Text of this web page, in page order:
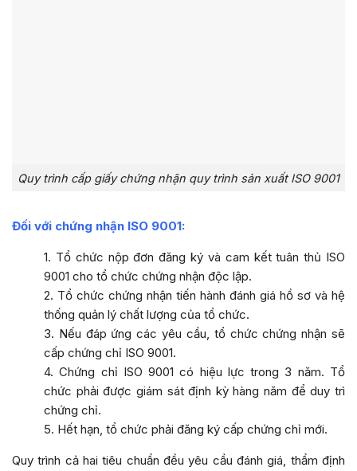
Quy trình cấp giấy chứng nhận quy trình sản xuất ISO 9001
Đối với chứng nhận ISO 9001:
1. Tổ chức nộp đơn đăng ký và cam kết tuân thủ ISO
9001 cho tổ chức chứng nhận độc lập.
2. Tổ chức chứng nhận tiến hành đánh giá hồ sơ và hệ
thống quản lý chất lượng của tổ chức.
3. Nếu đáp ứng các yêu cầu, tổ chức chứng nhận sẽ
cấp chứng chỉ ISO 9001.
4. Chứng chỉ ISO 9001 có hiệu lực trong 3 năm. Tổ
chức phải được giám sát định kỳ hàng năm để duy trì
chứng chỉ.
5. Hết hạn, tổ chức phải đăng ký cấp chứng chỉ mới.
Quy trình cả hai tiêu chuẩn đều yêu cầu đánh giá, thẩm định